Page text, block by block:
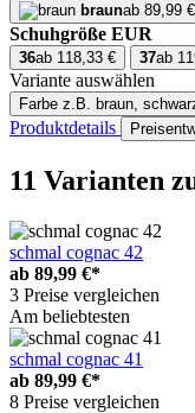
braunab 89,99 €
Schuhgröße EUR
36ab 118,33 € 37ab
Variante auswählen
Farbe z.B. braun,
Produktdetails
11 Varianten
schmal cognac 42
ab 89,99 €*
3 Preise vergleichen
Am beliebtesten
schmal cognac 41
ab 89,99 €*
8 Preise vergleichen